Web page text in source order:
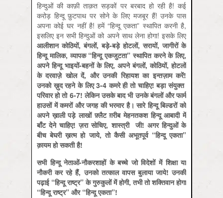
हिन्दुओं की काफ़ी ताक़त सड़कों पर बरबाद हो रही है! कई
करोड़ हिन्दू फ़ुटपाथ पर सोने के लिए मजबूर हैं! उनके पास
अपना कोई घर नहीं है! हमें “हिन्दू एकता” स्थापित करनी है,
इसलिए इन सभी हिन्दुओं को अपने साथ लेना होगा! इसके लिए
आलीशानकोठियों,बंगलों,बड़े-बड़ेहोटलों,सरायों,जागीरोंके
हिन्दूमालिक,व्यापक “हिन्दूएकजुटता”स्थापितकरनेकेलिए,
अपनेहिन्दू भाइयों-बहनोंकेलिए, अपनेबंगलों,कोठियों,होटलों
केदरवाज़ेखोलदें, औरउनकीरिहायशकाइन्तज़ामकरें!
उनकोख़ुदरहनेकेलिए 3-4कमरेहीतोचाहिए!बड़ासंयुक्त
परिवारहोतो 6-7!लेकिनउसकेबादभीउनकेबंगलोंऔरफार्म
हाउसोंमेंकमरों औरजगहकीभरमारहै।सारेहिन्दूबिल्डरोंको
अपनेख़ालीपड़ेलाखोंफ़्लैटग़रीबमेहनतकशहिन्दूआबादीमें
बाँटदेनेचाहिए!ज़रासोचिए,शास्त्रीजी! अगरहिन्दुओंके
बीचबेघरीख़त्महोजाये,तोकैसी अभूतपूर्व “हिन्दूएकता”
क़ायमहोसकतीहै!
सभीहिन्दूनेताओं-नौकरशाहोंकेबच्चेजोविदेशोंमेंशिक्षाया
नौकरीकररहेहैं,उनकोतत्कालवापसबुलायाजाये!उनकी
पढ़ाई “हिन्दूराष्ट्र”केगुरुकुलोंमेंहोगी,तभीतोशक्तिवानहोगा
“हिन्दूराष्ट्र” और “हिन्दूएकता”!